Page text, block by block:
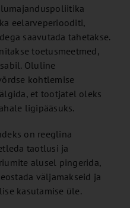
eelarveperiooditi,
saavutada tahetakse.
toetusmeetmed,
Oluline
kohtlemise
et tootjatel oleks
ligipääsuks.
on reeglina
taotlusi ja
alusel pingerida,
väljamakseid ja
kasutamise üle.